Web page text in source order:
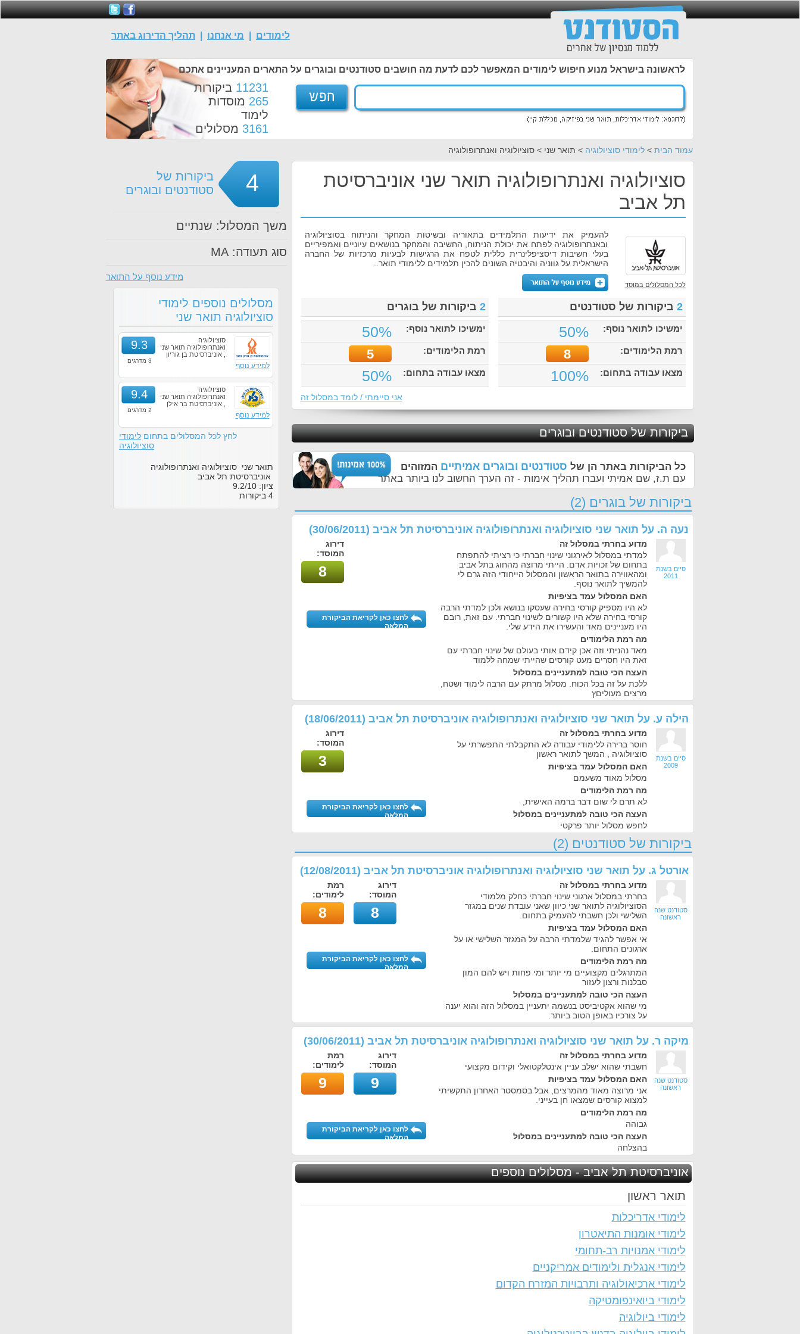
לימודים מי אנחנו תהליך הדירוג באתר
לראשונה בישראל מנוע חיפוש לימודים המאפשר לכם לדעת מה חושבים סטודנטים ובוגרים על התארים המעניינים אתכם
11231 ביקורות
265 מוסדות
לימוד
3161 מסלולים
עמוד הבית >לימודי סוציולוגיה > תואר שני > סוציולוגיה ואנתרופולוגיה
סוציולוגיה ואנתרופולוגיה תואר שני אוניברסיטת
תל אביב
לכל המסלולים במוסד
להעמיק את ידיעות התלמידים בתאוריה ובשיטות המחקר והניתוח בסוציולוגיה
ובאנתרופולוגיה לפתח את יכולת הניתוח, החשיבה והמחקר בנושאים עיוניים ואמפיריים
בעלי חשיבות דיסציפלינרית כללית לטפח את הרגישות לבעיות מרכזיות של החברה
הישראלית על גווניה והיבטיה השונים להכין תלמידים ללימודי תואר..
2 ביקורות של סטודנטים
ימשיכו לתואר נוסף: 50%
רמת הלימודים: 8
מצאו עבודה בתחום: 100%
2 ביקורות של בוגרים
ימשיכו לתואר נוסף: 50%
רמת הלימודים: 5
מצאו עבודה בתחום: 50%
אני סיימתי / לומד במסלול זה
ביקורות של סטודנטים ובוגרים
כל הביקורות באתר הן של סטודנטים ובוגרים אמיתיים המזוהים
עם ת.ז, שם אמיתי ועברו תהליך אימות - זה הערך החשוב לנו ביותר באתר
ביקורות של בוגרים (2)
נעה ה. על תואר שני סוציולוגיה ואנתרופולוגיה אוניברסיטת תל אביב (30/06/2011)
סיים בשנת
2011
מדוע בחרתי במסלול זה
למדתי במסלול לאירגוני שינוי חברתי כי רציתי להתפתח
בתחום של זכויות אדם. הייתי מרוצה מהחוג בתל אביב
ומהאווירה בתואר הראשון והמסלול הייחודי הזה גרם לי
להמשיך לתואר נוסף.
האם המסלול עמד בציפיות
לא היו מספיק קורסי בחירה שעסקו בנושא ולכן למדתי הרבה
קורסי בחירה שלא היו קשורים לשינוי חברתי. עם זאת, רובם
היו מעניינים מאד והעשירו את הידע שלי.
מה רמת הלימודים
מאד נהניתי וזה אכן קידם אותי בעולם של שינוי חברתי עם
זאת היו חסרים מעט קורסים שהייתי שמחה ללמוד
העצה הכי טובה למתעניינים במסלול
ללכת על זה בכל הכוח. מסלול מרתק עם הרבה לימוד ושטח,
מרצים מעוליםץ
דירוג
המוסד:
8
לחצו כאן לקריאת הביקורת
המלאה
הילה ע. על תואר שני סוציולוגיה ואנתרופולוגיה אוניברסיטת תל אביב (18/06/2011)
סיים בשנת
2009
מדוע בחרתי במסלול זה
חוסר ברירה ללימודי עבודה לא התקבלתי התפשרתי על
סוציולוגיה , המשך לתואר ראשון
האם המסלול עמד בציפיות
מסלול מאוד משעמם
מה רמת הלימודים
לא תרם לי שום דבר ברמה האישית,
העצה הכי טובה למתעניינים במסלול
לחפש מסלול יותר פרקטי
דירוג
המוסד:
3
לחצו כאן לקריאת הביקורת
המלאה
ביקורות של סטודנטים (2)
אורטל ג. על תואר שני סוציולוגיה ואנתרופולוגיה אוניברסיטת תל אביב (
12/08/2011
)
סטודנט שנה
ראשונה
מדוע בחרתי במסלול זה
בחרתי במסלול ארגוני שינוי חברתי כחלק מלמודי
הסוציולוגיה לתואר שני כיוון שאני עובדת שנים במגזר
השלישי ולכן חשבתי להעמיק בתחום.
האם המסלול עמד בציפיות
אי אפשר להגיד שלמדתי הרבה על המגזר השלישי או על
ארגונים התחום.
מה רמת הלימודים
המתרגלים מקצועיים מי יותר ומי פחות ויש להם המון
סבלנות ורצון לעזור
העצה הכי טובה למתעניינים במסלול
מי שהוא אקטיביסט בנשמה יתעניין במסלול הזה והוא יענה
על צורכיו באופן הטוב ביותר.
רמת
לימודים:
8
דירוג
המוסד:
8
לחצו כאן לקריאת הביקורת
המלאה
מיקה ר. על תואר שני סוציולוגיה ואנתרופולוגיה אוניברסיטת תל אביב (
30/06/2011
)
סטודנט שנה
ראשונה
מדוע בחרתי במסלול זה
חשבתי שהוא ישלב עניין אינטלקטואלי וקידום מקצועי
האם המסלול עמד בציפיות
אני מרוצה מאוד מהמרצים, אבל בסמסטר האחרון התקשיתי
למצוא קורסים שמצאו חן בעייני.
מה רמת הלימודים
גבוהה
העצה הכי טובה למתעניינים במסלול
בהצלחה
רמת
לימודים:
9
דירוג
המוסד:
9
לחצו כאן לקריאת הביקורת
המלאה
אוניברסיטת תל אביב - מסלולים נוספים
תואר ראשון
לימודי אדריכלות
לימודי אומנות התיאטרון
לימודי אמנויות רב-תחומי
לימודי אנגלית ולימודים אמריקניים
לימודי ארכיאולוגיה ותרבויות המזרח הקדום
לימודי ביואינפומטיקה
לימודי ביולוגיה
4
ביקורות של
סטודנטים ובוגרים
משך המסלול: שנתיים
סוג תעודה: MA
מידע נוסף על התואר
מסלולים נוספים לימודי
סוציולוגיה תואר שני
למידע נוסף
9.3
3 מדרגים
סוציולוגיה
ואנתרופולוגיה תואר שני
, אוניברסיטת בן גוריון
למידע נוסף
9.4
2 מדרגים
סוציולוגיה
ואנתרופולוגיה תואר שני
, אוניברסיטת בר אילן
לחץ לכל המסלולים בתחום לימודי
סוציולוגיה
תואר שני סוציולוגיה ואנתרופולוגיה
אוניברסיטת תל אביב
ציון:
9.2/10
4 ביקורות